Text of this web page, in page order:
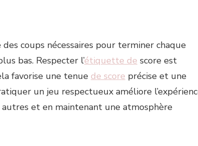
coups nécessaires pour terminer chaque
bas. Respecter l’étiquette de score est
favorise une tenue de score précise et une
un jeu respectueux améliore
et en maintenant une atmosphère